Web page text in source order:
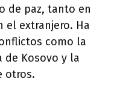
de paz, tanto en
el extranjero. Ha
como la
de Kosovo y la
otros.